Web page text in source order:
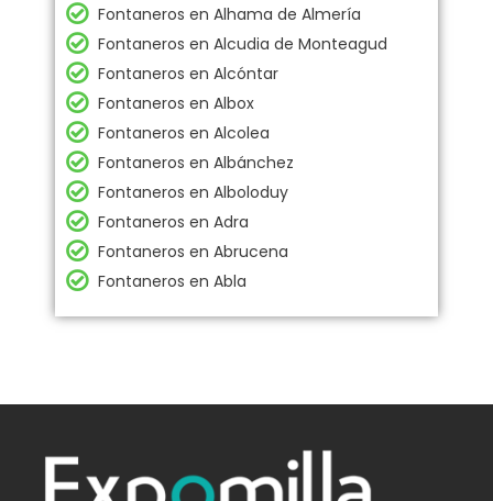
Fontaneros en Alhama de Almería
Fontaneros en Alcudia de Monteagud
Fontaneros en Alcóntar
Fontaneros en Albox
Fontaneros en Alcolea
Fontaneros en Albánchez
Fontaneros en Alboloduy
Fontaneros en Adra
Fontaneros en Abrucena
Fontaneros en Abla